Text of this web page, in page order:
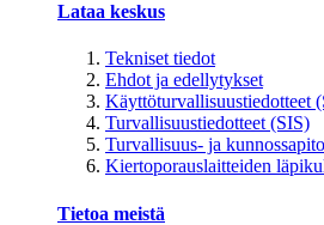
Lataa keskus
Tekniset tiedot
Ehdot ja edellytykset
Käyttöturvallisuustiedotteet
Turvallisuustiedotteet (SIS)
Turvallisuus- ja
Kiertoporauslaitteiden
Tietoa meistä